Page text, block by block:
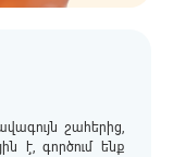
շահերից,
է, գործում ենք